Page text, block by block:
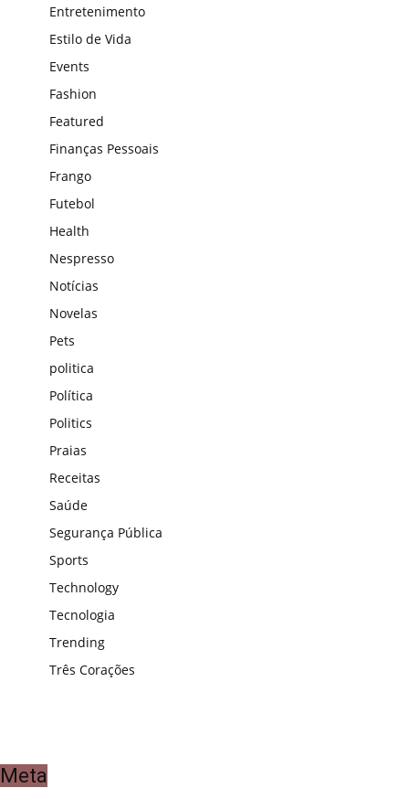
Entretenimento
Estilo de Vida
Events
Fashion
Featured
Finanças Pessoais
Frango
Futebol
Health
Nespresso
Notícias
Novelas
Pets
politica
Política
Politics
Praias
Receitas
Saúde
Segurança Pública
Sports
Technology
Tecnologia
Trending
Três Corações
Meta